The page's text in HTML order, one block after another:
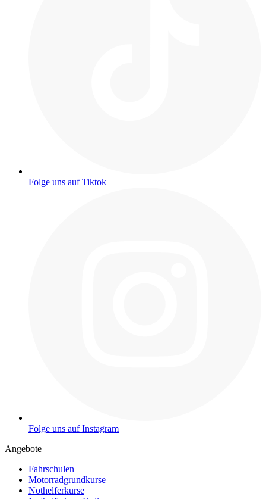
Folge uns auf Tiktok
Folge uns auf Instagram
Angebote
Fahrschulen
Motorradgrundkurse
Nothelferkurse